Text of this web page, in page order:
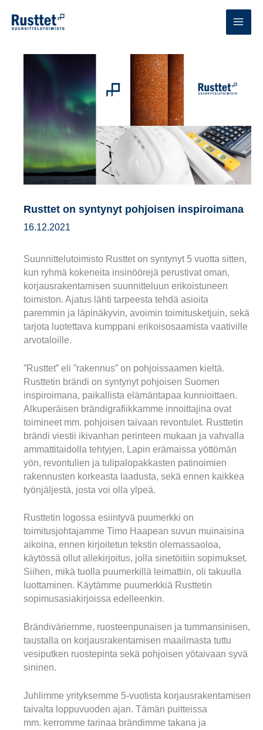
sisältöön
Rusttet on syntynyt pohjoisen inspiroimana
16.12.2021
Suunnittelutoimisto Rusttet on syntynyt 5 vuotta sitten,
kun ryhmä kokeneita insinöörejä perustivat oman,
korjausrakentamisen suunnitteluun erikoistuneen
toimiston. Ajatus lähti tarpeesta tehdä asioita
paremmin ja läpinäkyvin, avoimin toimitusketjuin, sekä
tarjota luotettava kumppani erikoisosaamista vaativille
arvotaloille.
”Rusttet” eli ”rakennus” on pohjoissaamen kieltä.
Rusttetin brändi on syntynyt pohjoisen Suomen
inspiroimana, paikallista elämäntapaa kunnioittaen.
Alkuperäisen brändigrafiikkamme innoittajina ovat
toimineet mm. pohjoisen taivaan revontulet. Rusttetin
brändi viestii ikivanhan perinteen mukaan ja vahvalla
ammattitaidolla tehtyjen, Lapin erämaissa yöttömän
yön, revontulien ja tulipalopakkasten patinoimien
rakennusten korkeasta laadusta, sekä ennen kaikkea
työnjäljestä, josta voi olla ylpeä.
Rusttetin logossa esiintyvä puumerkki on
toimitusjohtajamme Timo Haapean suvun muinaisina
aikoina, ennen kirjoitetun tekstin olemassaoloa,
käytössä ollut allekirjoitus, jolla sinetöitiin sopimukset.
Siihen, mikä tuolla puumerkillä leimattiin, oli takuulla
luottaminen. Käytämme puumerkkiä Rusttetin
sopimusasiakirjoissa edelleenkin.
Brändiväriemme, ruosteenpunaisen ja tummansinisen,
taustalla on korjausrakentamisen maailmasta tuttu
vesiputken ruostepinta sekä pohjoisen yötaivaan syvä
sininen.
Juhlimme yrityksemme 5-vuotista korjausrakentamisen
taivalta loppuvuoden ajan. Tämän puitteissa
mm. kerromme tarinaa brändimme takana ja